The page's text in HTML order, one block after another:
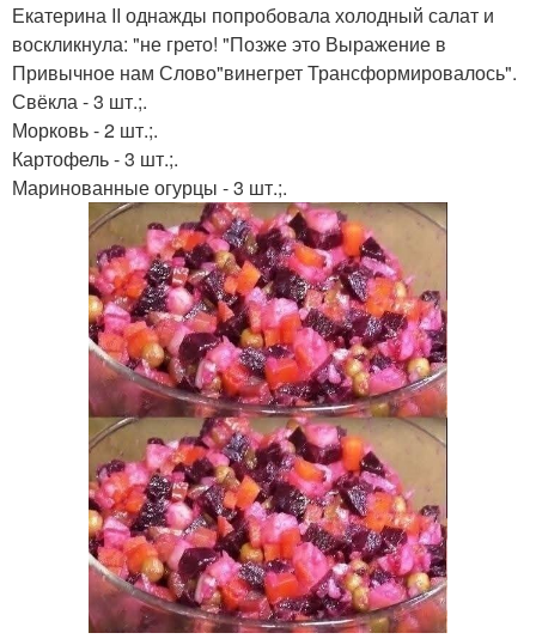
Екатерина II однажды попробовала холодный салат и
воскликнула: "не грето! "Позже это Выражение в
Привычное нам Слово"винегрет Трансформировалось".
Свёкла - 3 шт.;.
Морковь - 2 шт.;.
Картофель - 3 шт.;.
Маринованные огурцы - 3 шт.;.